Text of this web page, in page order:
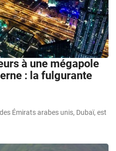
à une mégapole
: la fulgurante
Émirats arabes unis, Dubaï, est